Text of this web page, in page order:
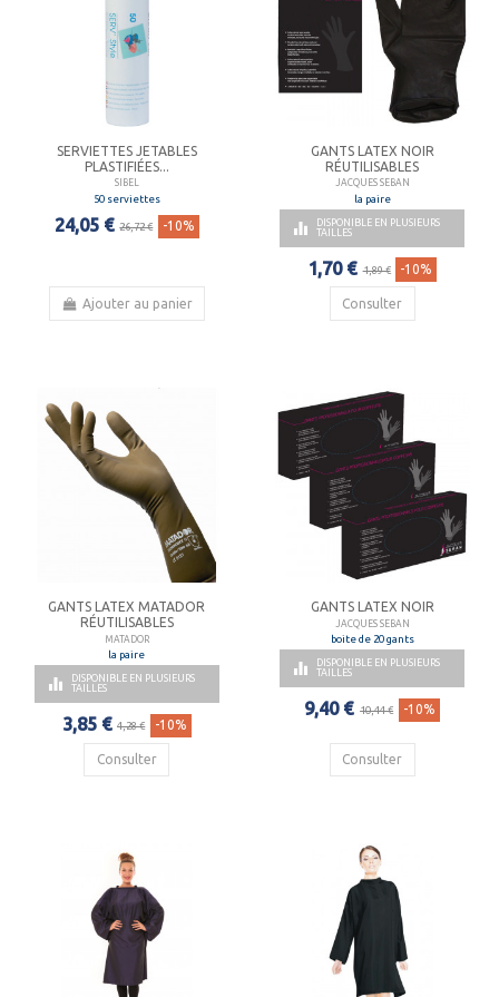
SERVIETTES JETABLES
PLASTIFIÉES...
SIBEL
50 serviettes
24,05 € 26,72 € -10%
Ajouter au panier
GANTS LATEX NOIR
RÉUTILISABLES
JACQUES SEBAN
la paire

DISPONIBLE EN PLUSIEURS
TAILLES
1,70 € 1,89 € -10%
Consulter
GANTS LATEX MATADOR
RÉUTILISABLES
MATADOR
la paire

DISPONIBLE EN PLUSIEURS
TAILLES
3,85 € 4,28 € -10%
Consulter
GANTS LATEX NOIR
JACQUES SEBAN
boite de 20 gants

DISPONIBLE EN PLUSIEURS
TAILLES
9,40 € 10,44 € -10%
Consulter